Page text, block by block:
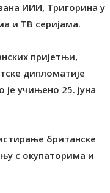
ИИИ, Tригорина у
и TВ серијама.
пријетњи,
дипломатије
учињено 25. јуна
британске
с окупаторима и